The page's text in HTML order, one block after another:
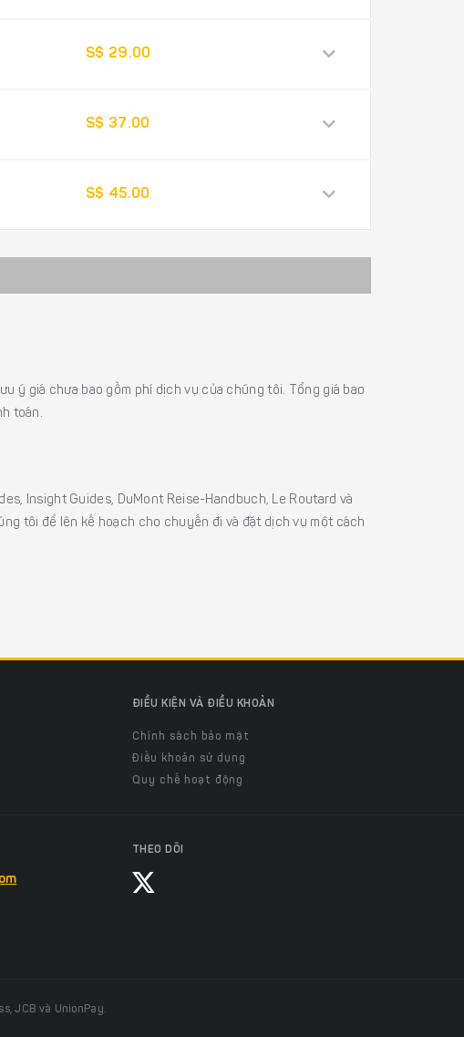
S$ 29.00
S$ 37.00
S$ 45.00
ý giá chưa bao gồm phí dịch vụ của chúng tôi. Tổng giá bao
toán.
Insight Guides, DuMont Reise-Handbuch, Le Routard và
tôi để lên kế hoạch cho chuyến đi và đặt dịch vụ một cách
ĐIỀU KIỆN VÀ ĐIỀU KHOẢN
Chính sách bảo mật
Điều khoản sử dụng
Quy chế hoạt động
THEO DÕI
JCB và UnionPay.